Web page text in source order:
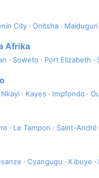
City · Onitsha · Maiduguri
Afrika
· Soweto · Port Elizabeth ·
Nkayi · Kayes · Impfondo ·
· Le Tampon · Saint-André
· Cyangugu · Kibuye ·